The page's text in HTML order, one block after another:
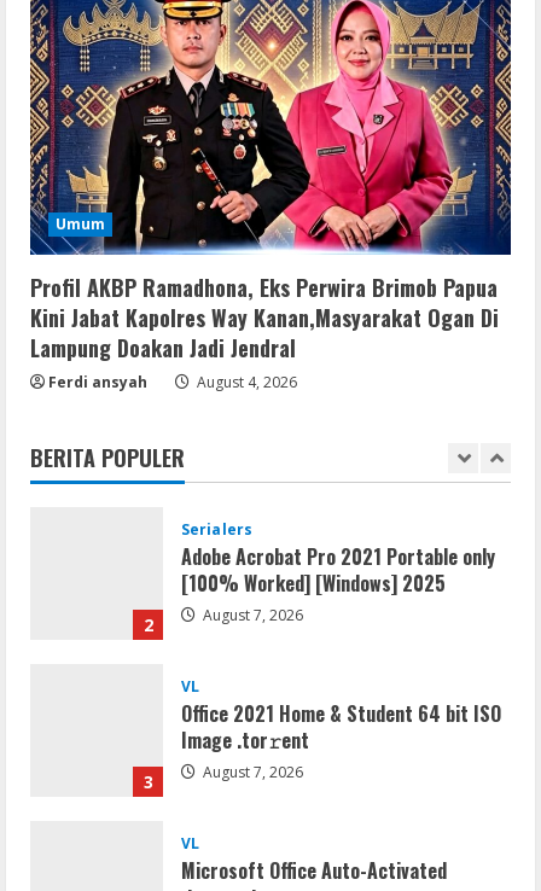
Umum
Profil AKBP Ramadhona, Eks Perwira Brimob Papua
Kini Jabat Kapolres Way Kanan,Masyarakat Ogan Di
Lampung Doakan Jadi Jendral
Ferdi ansyah August 4, 2026
BERITA POPULER
4
Microsoft Office Auto-Activated
.tо𝚛𝚛еnt
August 7, 2026
5
Serialers
FL Studio Portable + License Key
[Patch] (x86x64) Stable Unlimited
August 7, 2026
Umum
Kemarau Panjang Picu Kebakaran di
Sangkaran Bhakti; Rumah Ibu Yuli
Hangus Dilalap Api
Serialers
[100% Worked] [Windows] 2025
August 7, 2026
VL
Image .tоr𝚛еnt
August 7, 2026
VL
.tо𝚛𝚛еnt
August 7, 2026